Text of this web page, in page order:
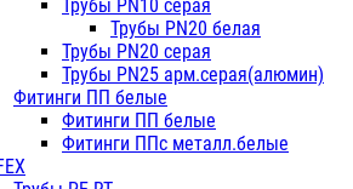
Трубы PN10 серая
Трубы PN20 белая
Трубы PN20 серая
Трубы PN25 арм.серая(алюмин)
Фитинги ПП белые
Фитинги ПП белые
Фитинги ППс металл.белые